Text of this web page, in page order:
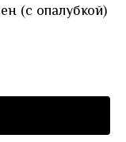
(с опалубкой)